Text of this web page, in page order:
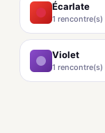
Écarlate
1 rencontre(s)
Violet
1 rencontre(s)